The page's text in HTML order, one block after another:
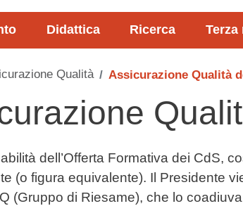
Didattica Ricerca Terza
Qualità Assicurazione Qualità
dell’Offerta Formativa dei CdS,
(o figura equivalente). Il Presidente
(Gruppo di Riesame), che lo